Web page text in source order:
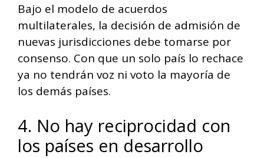
Bajo el modelo de acuerdos
multilaterales, la decisión de admisión de
nuevas jurisdicciones debe tomarse por
consenso. Con que un solo país lo rechace
ya no tendrán voz ni voto la mayoría de
los demás países.
4. No hay reciprocidad con
los países en desarrollo